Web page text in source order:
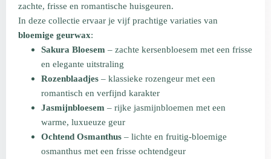
zachte, frisse en romantische huisgeuren.
In deze collectie ervaar je vijf prachtige variaties van
bloemige geurwax:
Sakura Bloesem – zachte kersenbloesem met een frisse
en elegante uitstraling
Rozenblaadjes – klassieke rozengeur met een
romantisch en verfijnd karakter
Jasmijnbloesem – rijke jasmijnbloemen met een
warme, luxueuze geur
Ochtend Osmanthus – lichte en fruitig-bloemige
osmanthus met een frisse ochtendgeur